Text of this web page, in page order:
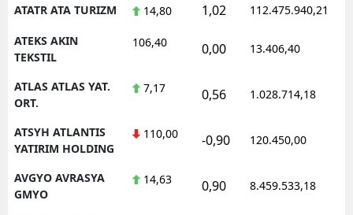
ATATR ATA TURIZM 14,80 1,02 112.475.940,21
ATEKS AKIN
TEKSTIL
106,40 0,00 13.406,40
ATLAS ATLAS YAT.
ORT.
7,17 0,56 1.028.714,18
ATSYH ATLANTIS
YATIRIM HOLDING
110,00 -0,90 120.450,00
AVGYO AVRASYA
GMYO
14,63 0,90 8.459.533,18